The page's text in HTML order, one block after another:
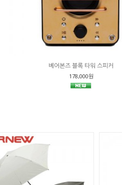
베어본즈 블록 타워 스피커
178,000원